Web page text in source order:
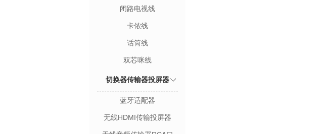
闭路电视线
卡侬线
话筒线
双芯咪线
切换器传输器投屏器
蓝牙适配器
无线HDMI传输投屏器